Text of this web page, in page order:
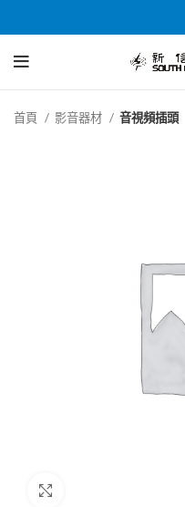
首頁 影音器材 音視頻插頭